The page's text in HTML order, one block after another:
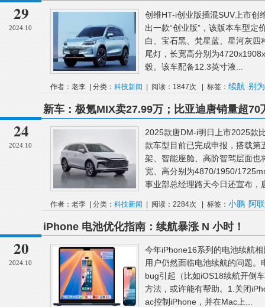
29
2024.10
新车卖23万元
创维HT-i创业版插混SUV上市创
出一款“创业版”，该版本车型定
白、宝石黑、梵星蓝、星河灰
尾灯，长宽高分别为
毂。该车配备12.3英寸液...
作者：老李 | 分类： 科技新闻 | 阅读：1847次 | 标签： 续航 别为
24
2024.10
新车：极氪MIX卖27.99万；比亚迪唐销量超
汽车进入阿联酋市场
2025款唐DM-i明日上市2025款
款车型目前已完成申报，搭载
架、智能座舱、高阶智驾层面
宽、高分别为4870/1950/
事业部总经理路天今日还宣布，
作者：老李 | 分类： 科技新闻 | 阅读：2284次 | 标签： 小鹏 阿
20
2024.10
iPhone 电池优化指南：续航暴涨 N 小时！
今年iPhone16系列的电池续航
用户仍然面临电池续航的问题
bug引起（比如iOS18续航开倒
方法，或许能有帮助。1.关闭
ac控制iPhone，并在Mac上...